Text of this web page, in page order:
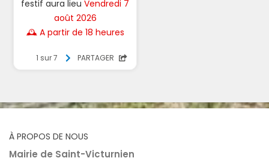
À PROPOS DE NOUS
Mairie de Saint-Victurnien